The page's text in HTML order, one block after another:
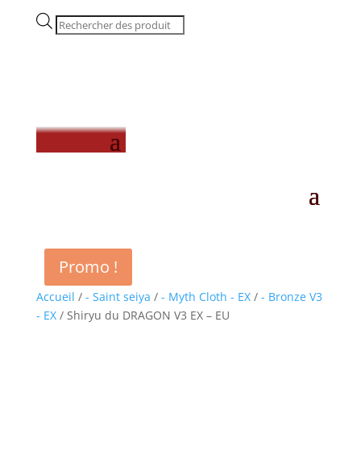
Recherche
de
Accueil / - Saint seiya / - Myth Cloth - EX/ - Bronze V3
- EX/ Shiryu du DRAGON V3 EX – EU
Promo !